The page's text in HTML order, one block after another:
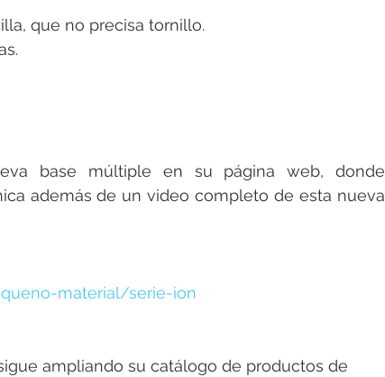
que no precisa tornillo.
base múltiple en su página web, donde
además de un video completo de esta nueva
material/serie-ion
ampliando su catálogo de productos de